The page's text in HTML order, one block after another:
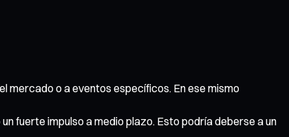
mercado o a eventos específicos. En ese mismo
fuerte impulso a medio plazo. Esto podría deberse a un